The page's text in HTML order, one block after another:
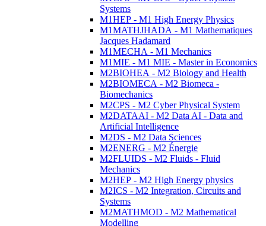
Systems
M1HEP - M1 High Energy Physics
M1MATHJHADA - M1 Mathematiques
Jacques Hadamard
M1MECHA - M1 Mechanics
M1MIE - M1 MIE - Master in Economics
M2BIOHEA - M2 Biology and Health
M2BIOMECA - M2 Biomeca -
Biomechanics
M2CPS - M2 Cyber Physical System
M2DATAAI - M2 Data AI - Data and
Artificial Intelligence
M2DS - M2 Data Sciences
M2ENERG - M2 Énergie
M2FLUIDS - M2 Fluids - Fluid
Mechanics
M2HEP - M2 High Energy physics
M2ICS - M2 Integration, Circuits and
Systems
M2MATHMOD - M2 Mathematical
Modelling